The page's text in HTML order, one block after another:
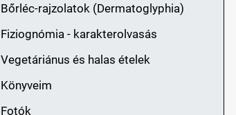
Bőrléc-rajzolatok (Dermatoglyphia)
Fiziognómia - karakterolvasás
Vegetáriánus és halas ételek
Könyveim
Fotók